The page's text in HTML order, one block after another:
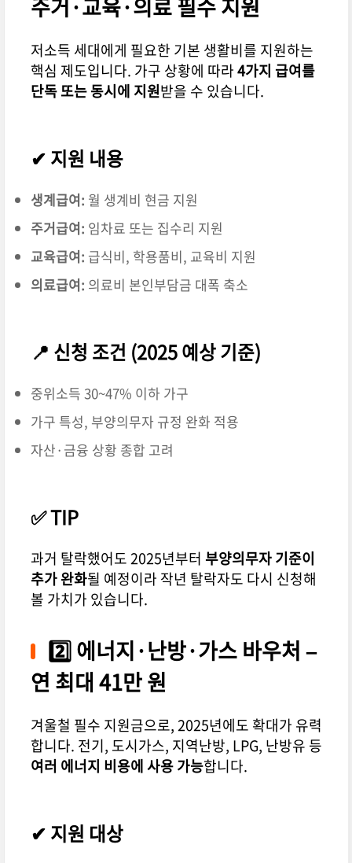
주거·교육·의료 필수 지원
저소득 세대에게 필요한 기본 생활비를 지원하는
핵심 제도입니다. 가구 상황에 따라4가지 급여를
단독 또는 동시에 지원받을 수 있습니다.
✔ 지원 내용
생계급여: 월 생계비 현금 지원
주거급여: 임차료 또는 집수리 지원
교육급여: 급식비, 학용품비, 교육비 지원
의료급여: 의료비 본인부담금 대폭 축소
📍 신청 조건 (2025 예상 기준)
중위소득 30~47% 이하 가구
가구 특성, 부양의무자 규정 완화 적용
자산·금융 상황 종합 고려
✅ TIP
과거 탈락했어도 2025년부터 부양의무자 기준이
추가 완화될 예정이라 작년 탈락자도 다시 신청해
볼 가치가 있습니다.
2️⃣ 에너지·난방·가스 바우처 –
연 최대 41만 원
겨울철 필수 지원금으로, 2025년에도 확대가 유력
합니다. 전기, 도시가스, 지역난방, LPG, 난방유 등
여러 에너지 비용에 사용 가능합니다.
✔ 지원 대상